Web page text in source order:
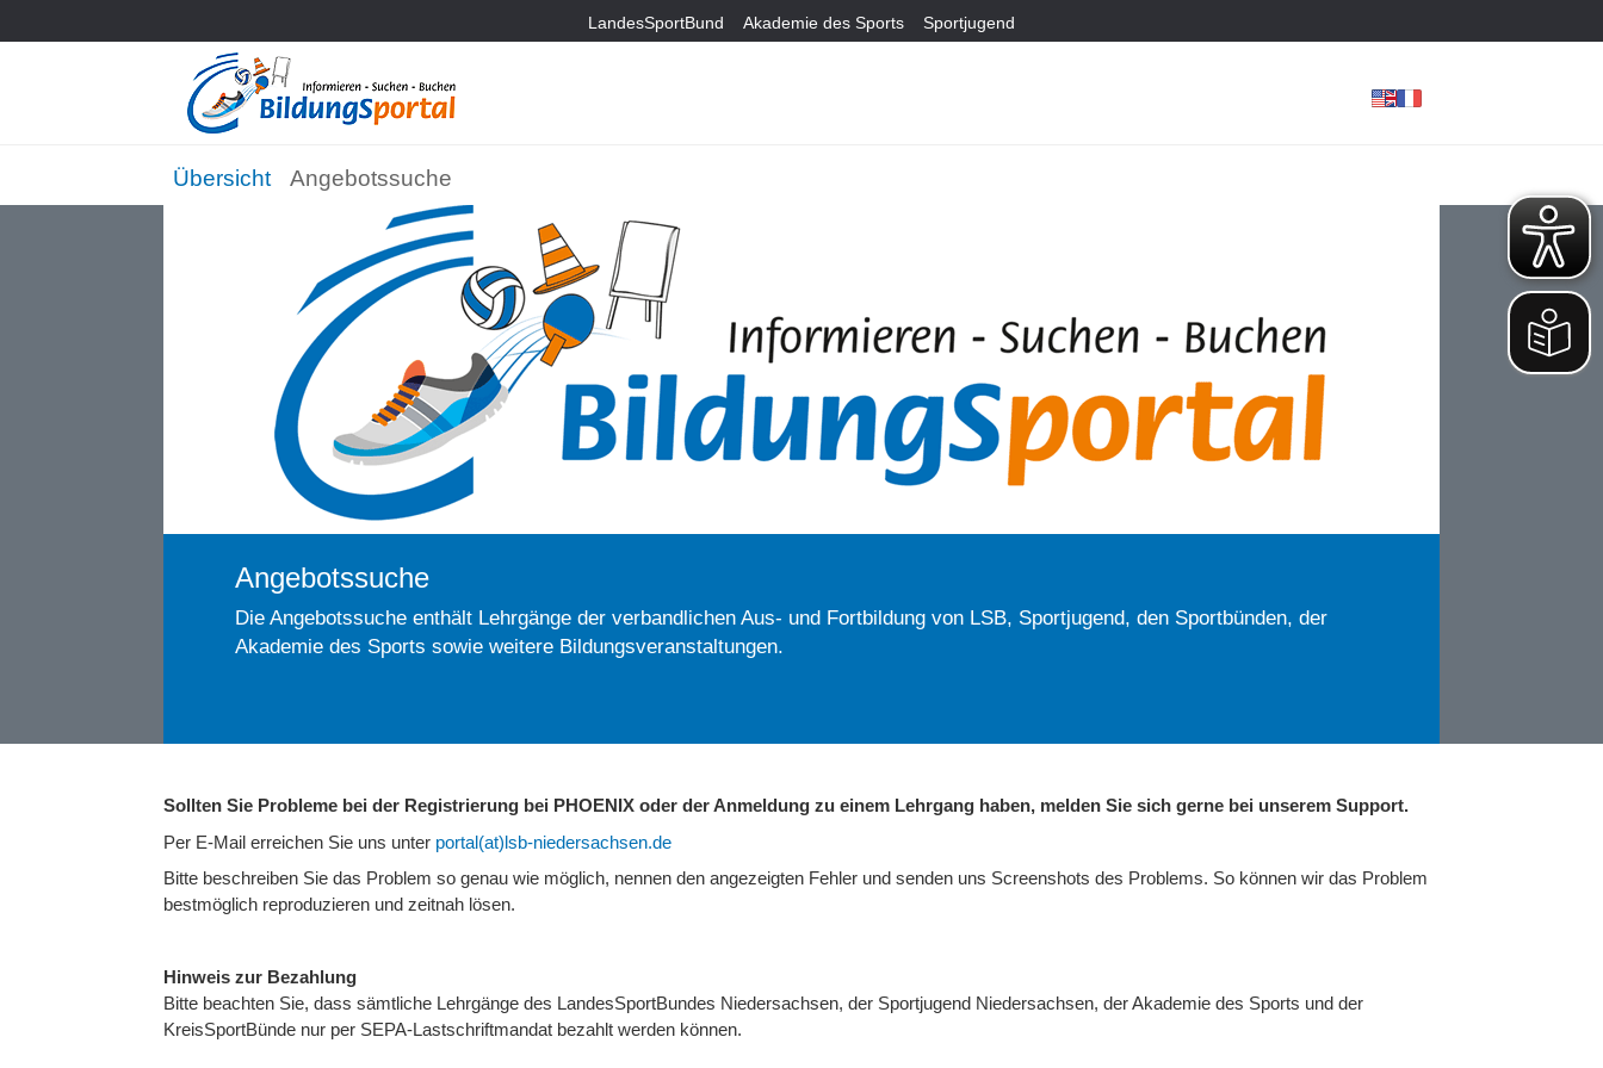
LandesSportBund Akademie des Sports Sportjugend
Angebotssuche
Die Angebotssuche enthält Lehrgänge der verbandlichen Aus- und Fortbildung von LSB, Sportjugend, den Sportbünden, der
Akademie des Sports sowie weitere Bildungsveranstaltungen.
Sollten Sie Probleme bei der Registrierung bei PHOENIX oder der Anmeldung zu einem Lehrgang haben, melden Sie sich gerne bei unserem Support.
Per E-Mail erreichen Sie uns unter portal(at)lsb-niedersachsen.de
Bitte beschreiben Sie das Problem so genau wie möglich, nennen den angezeigten Fehler und senden uns Screenshots des Problems. So können wir das Problem
bestmöglich reproduzieren und zeitnah lösen.
Hinweis zur Bezahlung
Bitte beachten Sie, dass sämtliche Lehrgänge des LandesSportBundes Niedersachsen, der Sportjugend Niedersachsen, der Akademie des Sports und der
KreisSportBünde nur per SEPA-Lastschriftmandat bezahlt werden können.
Übersicht Angebotssuche